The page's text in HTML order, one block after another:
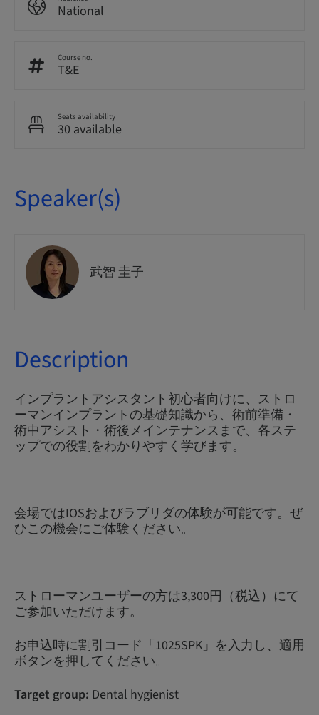
National
Course no.
T&E
Seats availability
30 available
Speaker(s)
武智 圭子
Description
インプラントアシスタント初心者向けに、ストロ
ーマンインプラントの基礎知識から、術前準備・
術中アシスト・術後メインテナンスまで、各ステ
ップでの役割をわかりやすく学びます。
会場ではIOSおよびラブリダの体験が可能です。ぜ
ひこの機会にご体験ください。
ストローマンユーザーの方は3,300円（税込）にて
ご参加いただけます。
お申込時に割引コード「1025SPK」を入力し、適用
ボタンを押してください。
Target group: Dental hygienist